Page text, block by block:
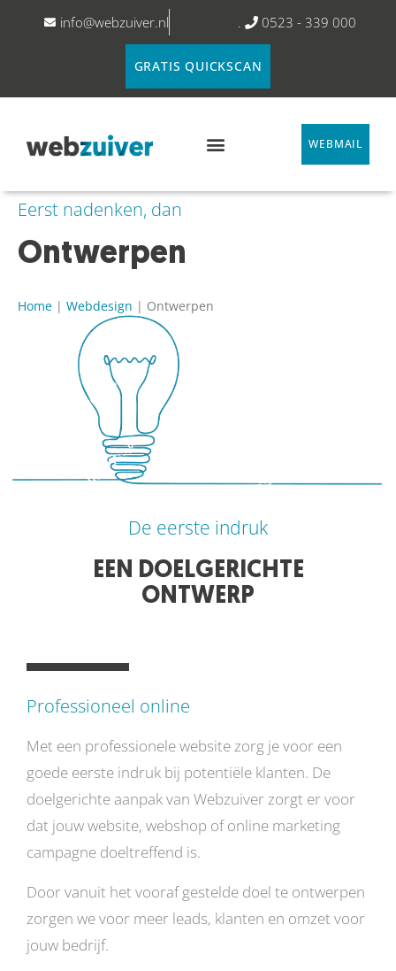
info@webzuiver.nl . 0523 - 339 000
GRATIS QUICKSCAN
WEBMAIL
Eerst nadenken, dan
Ontwerpen
Home | Webdesign | Ontwerpen
De eerste indruk
EEN DOELGERICHTE
ONTWERP
Professioneel online
Met een professionele website zorg je voor een
goede eerste indruk bij potentiële klanten. De
doelgerichte aanpak van Webzuiver zorgt er voor
dat jouw website, webshop of online marketing
campagne doeltreffend is.
Door vanuit het vooraf gestelde doel te ontwerpen
zorgen we voor meer leads, klanten en omzet voor
jouw bedrijf.